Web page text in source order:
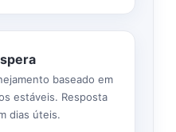
baseado em
estáveis. Resposta
dias úteis.